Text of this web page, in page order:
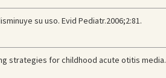
su uso. Evid Pediatr.2006;2:81.
strategies for childhood acute otitis media.